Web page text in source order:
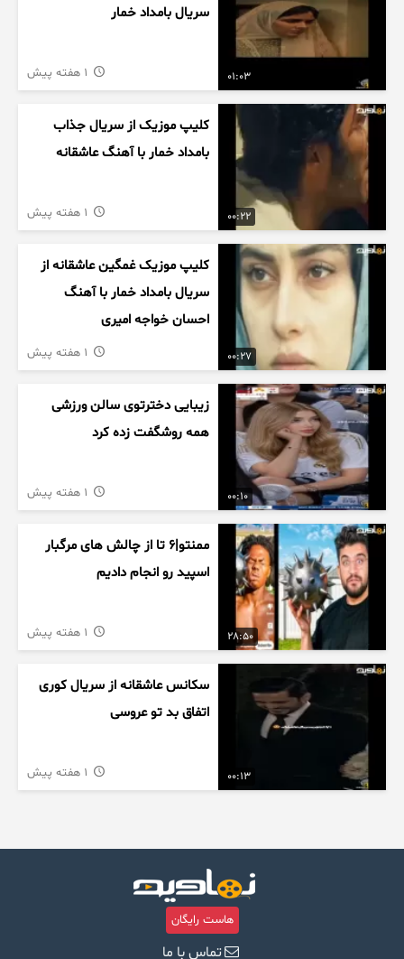
01:03
سریال بامداد خمار
00:22
کلیپ موزیک از سریال جذاب
بامداد خمار با آهنگ عاشقانه
00:27
کلیپ موزیک غمگین عاشقانه از
سریال بامداد خمار با آهنگ
احسان خواجه امیری
00:10
زیبایی دخترتوی سالن ورزشی
همه روشگفت زده کرد
28:50
ممنتو|۶ تا از چالش های مرگبار
اسپید رو انجام دادیم
00:13
سکانس عاشقانه از سریال کوری
اتفاق بد تو عروسی
هاست رایگان
تماس با ما